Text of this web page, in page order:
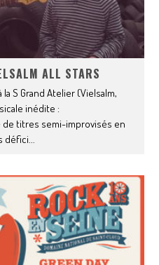
ALL STARS
la S Grand Atelier (Vielsalm,
inédite :
titres semi-improvisés en
défici...